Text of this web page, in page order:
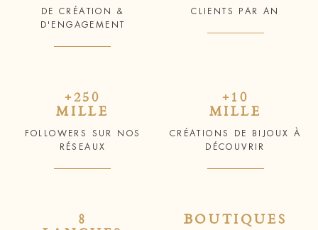
DE CRÉATION &
D'ENGAGEMENT
CLIENTS PAR AN
+250
MILLE
FOLLOWERS SUR NOS
RÉSEAUX
+10
MILLE
CRÉATIONS DE BIJOUX À
DÉCOUVRIR
8 BOUTIQUES